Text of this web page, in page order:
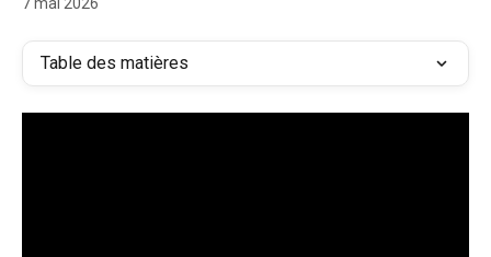
Table des matières